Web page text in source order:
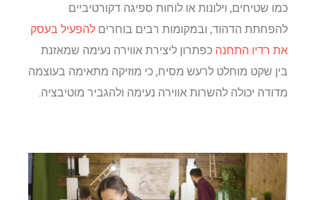
כמו שטיחים, וילונות או לוחות ספיגה דקורטיביים
להפחתת הדהוד, ובמקומות רבים בוחריםלהפעיל בעסק
את רדיו התחנהכפתרון ליצירת אווירה נעימה שמאזנת
בין שקט מוחלט לרעש מסיח, כי מוזיקה מתאימה בעוצמה
מדודה יכולה להשרות אווירה נעימה ולהגביר מוטיבציה.